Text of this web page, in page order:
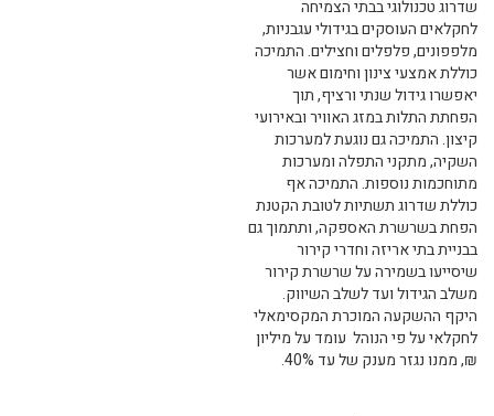
שדרוג טכנולוגי בבתי הצמיחה
לחקלאים העוסקים בגידולי עגבניות,
מלפפונים, פלפלים וחצילים. התמיכה
כוללת אמצעי צינון וחימום אשר
יאפשרו גידול שנתי ורציף, תוך
הפחתת התלות במזג האוויר ובאירועי
קיצון. התמיכה גם נוגעת למערכות
השקיה, מתקני התפלה ומערכות
מתוחכמות נוספות. התמיכה אף
כוללת שדרוג תשתיות לטובת הקטנת
הפחת בשרשרת האספקה, ותתמוך גם
בבניית בתי אריזה וחדרי קירור
שיסייעו בשמירה על שרשרת קירור
משלב הגידול ועד לשלב השיווק.
היקף ההשקעה המוכרת המקסימאלי
לחקלאי על פי הנוהל עומד על מיליון
₪, ממנו נגזר מענק של עד 40%.